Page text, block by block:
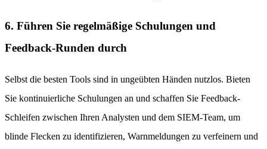
6. Führen Sie regelmäßige Schulungen und
Feedback-Runden durch
Selbst die besten Tools sind in ungeübten Händen nutzlos. Bieten
Sie kontinuierliche Schulungen an und schaffen Sie Feedback-
Schleifen zwischen Ihren Analysten und dem SIEM-Team, um
blinde Flecken zu identifizieren, Warnmeldungen zu verfeinern und